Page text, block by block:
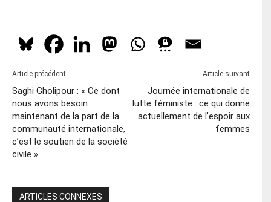
Article précédent
Saghi Gholipour : « Ce dont
nous avons besoin
maintenant de la part de la
communauté internationale,
c’est le soutien de la société
civile »
Article suivant
Journée internationale de
lutte féministe : ce qui donne
actuellement de l’espoir aux
femmes
ARTICLES CONNEXES